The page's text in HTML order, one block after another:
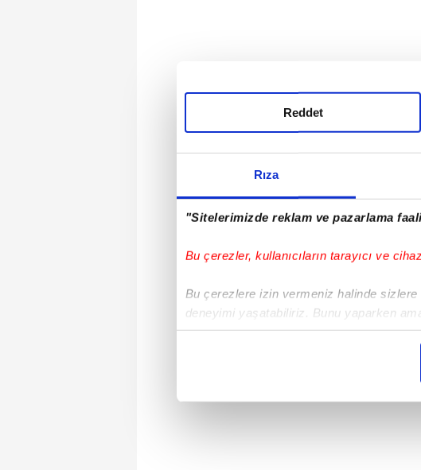
Rıza
"Sitelerimizde reklam ve pazarlama
Bu çerezler, kullanıcıların tarayıcı ve
Bu çerezlere izin vermeniz halinde
deneyimi yaşatabiliriz. Bunu yaparken
içerikleri sunabilmek adına elimizden
Reddet